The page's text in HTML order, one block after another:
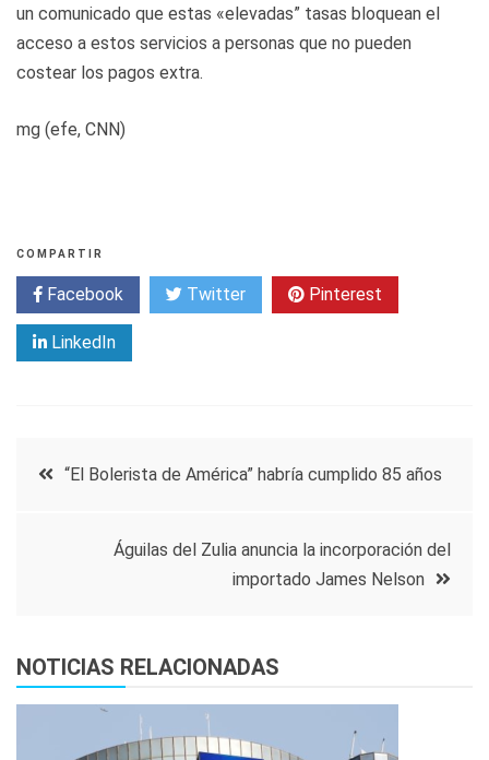
un comunicado que estas «elevadas” tasas bloquean el
acceso a estos servicios a personas que no pueden
costear los pagos extra.
mg (efe, CNN)
COMPARTIR
Facebook Twitter Pinterest
LinkedIn
Navegación
“El Bolerista de América” habría cumplido 85 años
Águilas del Zulia anuncia la incorporación del
importado James Nelson
NOTICIAS RELACIONADAS